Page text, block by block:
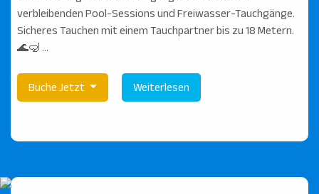
verbleibenden Pool-Sessions und Freiwasser-Tauchgänge.
Sicheres Tauchen mit einem Tauchpartner bis zu 18 Metern.
🌊🤿 ...
Buche Jetzt Weiterlesen